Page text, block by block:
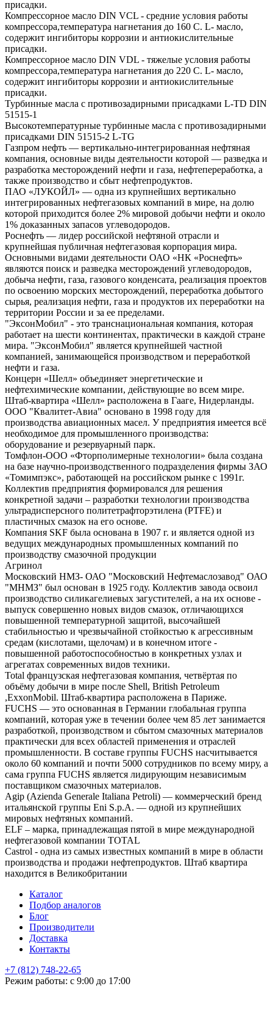
присадки.
Компрессорное масло DIN VCL - средние условия работы
компрессора,температура нагнетания до 160 С. L- масло,
содержит ингибиторы коррозии и антиокислительные
присадки.
Компрессорное масло DIN VDL - тяжелые условия работы
компрессора,температура нагнетания до 220 С. L- масло,
содержит ингибиторы коррозии и антиокислительные
присадки.
Турбинные масла с противозадирными присадками L-TD DIN
51515-1
Высокотемпературные турбинные масла с противозадирными
присадками DIN 51515-2 L-TG
Газпром нефть — вертикально-интегрированная нефтяная
компания, основные виды деятельности которой — разведка и
разработка месторождений нефти и газа, нефтепереработка, а
также производство и сбыт нефтепродуктов.
ПАО «ЛУКОЙЛ» — одна из крупнейших вертикально
интегрированных нефтегазовых компаний в мире, на долю
которой приходится более 2% мировой добычи нефти и около
1% доказанных запасов углеводородов.
Роснефть — лидер российской нефтяной отрасли и
крупнейшая публичная нефтегазовая корпорация мира.
Основными видами деятельности ОАО «НК «Роснефть»
являются поиск и разведка месторождений углеводородов,
добыча нефти, газа, газового конденсата, реализация проектов
по освоению морских месторождений, переработка добытого
сырья, реализация нефти, газа и продуктов их переработки на
территории России и за ее пределами.
"ЭксонМобил" - это транснациональная компания, которая
работает на шести континентах, практически в каждой стране
мира. "ЭксонМобил" является крупнейшей частной
компанией, занимающейся производством и переработкой
нефти и газа.
Концерн «Шелл» объединяет энергетические и
нефтехимические компании, действующие во всем мире.
Штаб-квартира «Шелл» расположена в Гааге, Нидерланды.
ООО "Квалитет-Авиа" основано в 1998 году для
производства авиационных масел. У предприятия имеется всё
необходимое для промышленного производства:
оборудование и резервуарный парк.
Томфлон-ООО «Фторполимерные технологии» была создана
на базе научно-производственного подразделения фирмы ЗАО
«Томимпэкс», работающей на российском рынке с 1991г.
Коллектив предприятия формировался для решения
конкретной задачи – разработки технологии производства
ультрадисперсного политетрафторэтилена (PTFE) и
пластичных смазок на его основе.
Компания SKF была основана в 1907 г. и является одной из
ведущих международных промышленных компаний по
производству смазочной продукции
Агринол
Московский НМЗ- ОАО "Московский Нефтемаслозавод" ОАО
"МНМЗ" был основан в 1925 году. Коллектив завода освоил
производство силикагелиевых загустителей, а на их основе -
выпуск совершенно новых видов смазок, отличающихся
повышенной температурной защитой, высочайшей
стабильностью и чрезвычайной стойкостью к агрессивным
средам (кислотами, щелочам) и в конечном итоге -
повышенной работоспособностью в конкретных узлах и
агрегатах современных видов техники.
Total французская нефтегазовая компания, четвёртая по
объёму добычи в мире после Shell, British Petroleum
,ExxonMobil. Штаб-квартира расположена в Париже.
FUCHS — это основанная в Германии глобальная группа
компаний, которая уже в течении более чем 85 лет занимается
разработкой, производством и сбытом смазочных материалов
практически для всех областей применения и отраслей
промышленности. В составе группы FUCHS насчитывается
около 60 компаний и почти 5000 сотрудников по всему миру, а
сама группа FUCHS является лидирующим независимым
поставщиком смазочных материалов.
Agip (Azienda Generale Italiana Petroli) — коммерческий бренд
итальянской группы Eni S.p.A. — одной из крупнейших
мировых нефтяных компаний.
ELF – марка, принадлежащая пятой в мире международной
нефтегазовой компании TOTAL
Castrol - одна из самых известных компаний в мире в области
производства и продажи нефтепродуктов. Штаб квартира
находится в Великобритании
Каталог
Подбор аналогов
Блог
Производители
Доставка
Контакты
+7 (812) 748-22-65
Режим работы: с 9:00 до 17:00
НЕ НАШЛИ ЧТО ИСКАЛИ